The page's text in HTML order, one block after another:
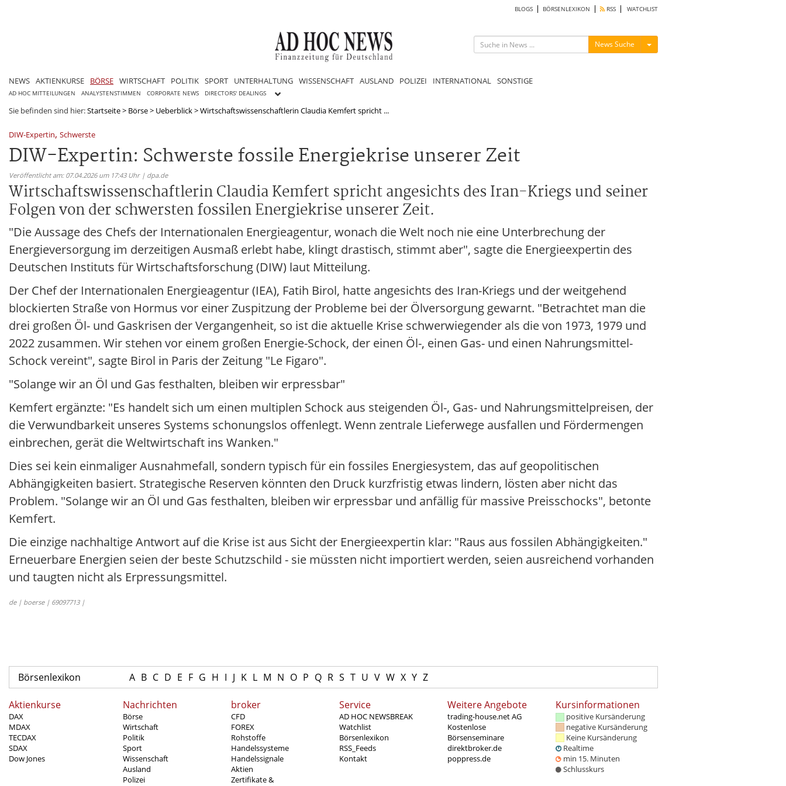
BLOGS BÖRSENLEXIKON RSS WATCHLIST
News Suche Menü ein-/ausblenden
NEWS AKTIENKURSE BÖRSE WIRTSCHAFT POLITIK SPORT UNTERHALTUNG WISSENSCHAFT AUSLAND POLIZEI INTERNATIONAL SONSTIGE
AD HOC MITTEILUNGEN ANALYSTENSTIMMEN CORPORATE NEWS DIRECTORS' DEALINGS
Sie befinden sind hier:Startseite> Börse> Ueberblick>Wirtschaftswissenschaftlerin Claudia Kemfert spricht ...
DIW-Expertin, Schwerste
DIW-Expertin: Schwerste fossile Energiekrise unserer Zeit
Veröffentlicht am: 07.04.2026 um 17:43 Uhr | dpa.de
Wirtschaftswissenschaftlerin Claudia Kemfert spricht angesichts des Iran-Kriegs und seiner
Folgen von der schwersten fossilen Energiekrise unserer Zeit.
"Die Aussage des Chefs der Internationalen Energieagentur, wonach die Welt noch nie eine Unterbrechung der
Energieversorgung im derzeitigen Ausmaß erlebt habe, klingt drastisch, stimmt aber", sagte die Energieexpertin des
Deutschen Instituts für Wirtschaftsforschung (DIW) laut Mitteilung.
Der Chef der Internationalen Energieagentur (IEA), Fatih Birol, hatte angesichts des Iran-Kriegs und der weitgehend
blockierten Straße von Hormus vor einer Zuspitzung der Probleme bei der Ölversorgung gewarnt. "Betrachtet man die
drei großen Öl- und Gaskrisen der Vergangenheit, so ist die aktuelle Krise schwerwiegender als die von 1973, 1979 und
2022 zusammen. Wir stehen vor einem großen Energie-Schock, der einen Öl-, einen Gas- und einen Nahrungsmittel-
Schock vereint", sagte Birol in Paris der Zeitung "Le Figaro".
"Solange wir an Öl und Gas festhalten, bleiben wir erpressbar"
Kemfert ergänzte: "Es handelt sich um einen multiplen Schock aus steigenden Öl-, Gas- und Nahrungsmittelpreisen, der
die Verwundbarkeit unseres Systems schonungslos offenlegt. Wenn zentrale Lieferwege ausfallen und Fördermengen
einbrechen, gerät die Weltwirtschaft ins Wanken."
Dies sei kein einmaliger Ausnahmefall, sondern typisch für ein fossiles Energiesystem, das auf geopolitischen
Abhängigkeiten basiert. Strategische Reserven könnten den Druck kurzfristig etwas lindern, lösten aber nicht das
Problem. "Solange wir an Öl und Gas festhalten, bleiben wir erpressbar und anfällig für massive Preisschocks", betonte
Kemfert.
Die einzige nachhaltige Antwort auf die Krise ist aus Sicht der Energieexpertin klar: "Raus aus fossilen Abhängigkeiten."
Erneuerbare Energien seien der beste Schutzschild - sie müssten nicht importiert werden, seien ausreichend vorhanden
und taugten nicht als Erpressungsmittel.
de | boerse | 69097713 |
Börsenlexikon A B C D E F G H I J K L M N O P Q R S T U V W X Y Z
Aktienkurse
DAX
MDAX
TECDAX
SDAX
Dow Jones
Nachrichten
Börse
Wirtschaft
Politik
Sport
Wissenschaft
Ausland
Polizei
broker
CFD
FOREX
Rohstoffe
Handelssysteme
Handelssignale
Aktien
Zertifikate &
Service
AD HOC NEWSBREAK
Watchlist
Börsenlexikon
RSS_Feeds
Kontakt
Weitere Angebote
trading-house.net AG
Kostenlose
Börsenseminare
direktbroker.de
poppress.de
Kursinformationen
positive Kursänderung
negative Kursänderung
Keine Kursänderung
Realtime
min 15. Minuten
Schlusskurs